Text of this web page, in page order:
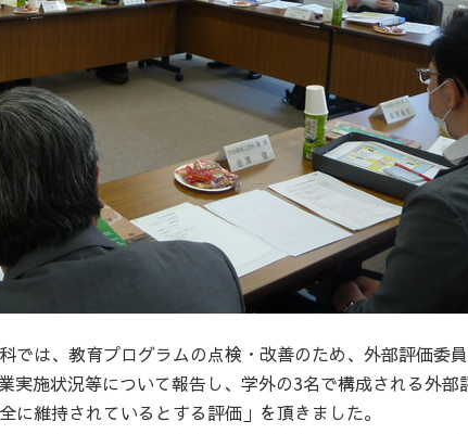
では、教育プログラムの点検・改善のため、外部評価委
実施状況等について報告し、学外の3名で構成される外部
維持されているとする評価」を頂きました。